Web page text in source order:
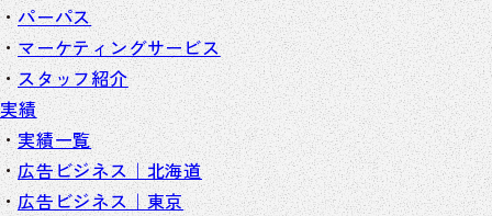
パーパス
マーケティングサービス
スタッフ紹介
実績
実績一覧
広告ビジネス｜北海道
広告ビジネス｜東京